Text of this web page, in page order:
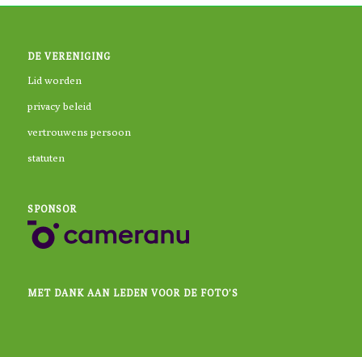
DE VERENIGING
Lid worden
privacy beleid
vertrouwens persoon
statuten
SPONSOR
MET DANK AAN LEDEN VOOR DE FOTO’S